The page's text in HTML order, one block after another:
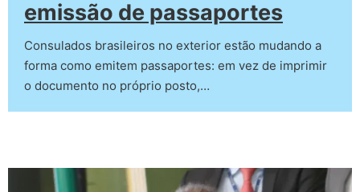
emissão de passaportes
Consulados brasileiros no exterior estão mudando a
forma como emitem passaportes: em vez de imprimir
o documento no próprio posto,…